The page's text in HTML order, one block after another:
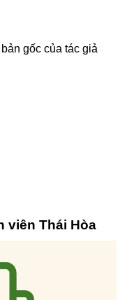
gốc của tác giả
viên Thái Hòa